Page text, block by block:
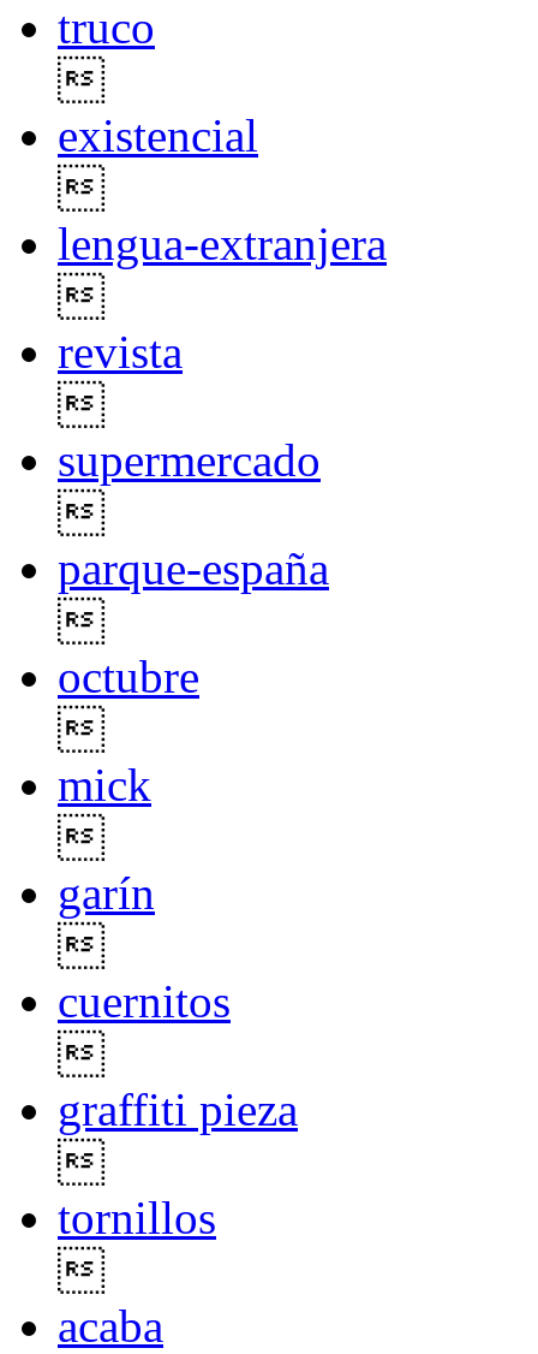
truco
existencial
lengua-extranjera
revista
supermercado
parque-españa
octubre
mick
garín
cuernitos
graffiti pieza
tornillos
acaba